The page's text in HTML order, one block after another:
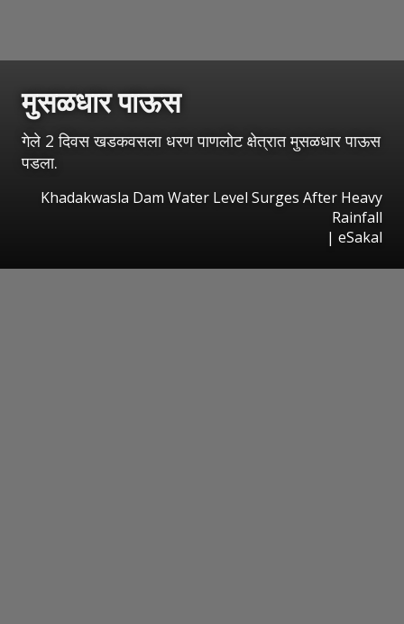
मुसळधार पाऊस
गेले 2 दिवस खडकवसला धरण पाणलोट क्षेत्रात मुसळधार पाऊस
पडला.
Khadakwasla Dam Water Level Surges After Heavy
Rainfall
| eSakal